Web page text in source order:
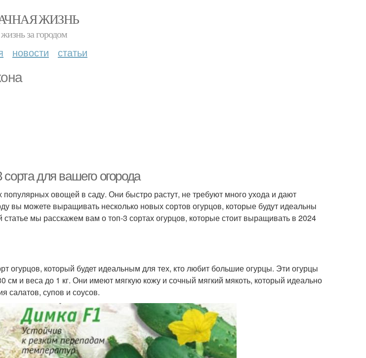
ЖИЗНЬ
жизнь за городом
новости статьи
для вашего огорода
овощей в саду. Они быстро растут, не требуют много ухода и дают
вы можете выращивать несколько новых сортов огурцов, которые будут идеальны
статье мы расскажем вам о топ-3 сортах огурцов, которые стоит выращивать в 2024
огурцов, который будет идеальным для тех, кто любит большие огурцы. Эти огурцы
см и веса до 1 кг. Они имеют мягкую кожу и сочный мягкий мякоть, который идеально
салатов, супов и соусов.